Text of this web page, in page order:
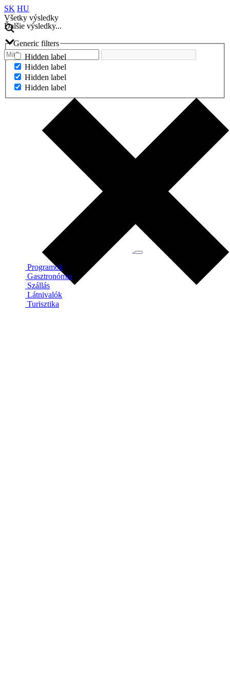
SK HU
Všetky výsledky
Ďalšie výsledky...
Generic filters
Hidden label
Hidden label
Hidden label
Hidden label
Ďalšie výsledky...
Programok
Gasztronómia
Szállás
Látnivalók
Turisztika